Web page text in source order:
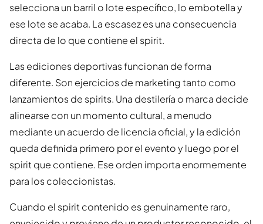
selecciona un barril o lote específico, lo embotella y
ese lote se acaba. La escasez es una consecuencia
directa de lo que contiene el spirit.
Las ediciones deportivas funcionan de forma
diferente. Son ejercicios de marketing tanto como
lanzamientos de spirits. Una destilería o marca decide
alinearse con un momento cultural, a menudo
mediante un acuerdo de licencia oficial, y la edición
queda definida primero por el evento y luego por el
spirit que contiene. Ese orden importa enormemente
para los coleccionistas.
Cuando el spirit contenido es genuinamente raro,